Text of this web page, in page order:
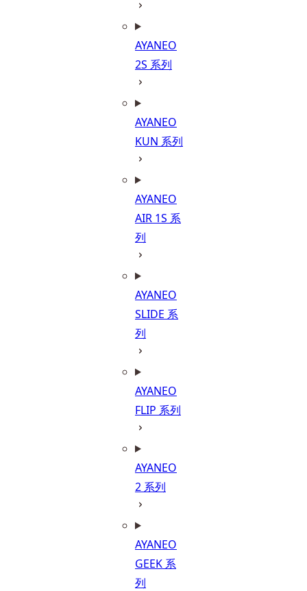
AYANEO
2S 系列
AYANEO
KUN 系列
AYANEO
AIR 1S 系
列
AYANEO
SLIDE 系
列
AYANEO
FLIP 系列
AYANEO
2 系列
AYANEO
GEEK 系
列